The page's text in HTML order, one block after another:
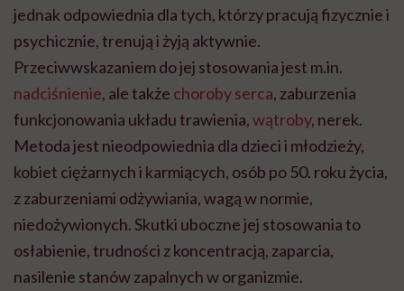
jednak odpowiednia dla tych, którzy pracują fizycznie i
psychicznie, trenują i żyją aktywnie.
Przeciwwskazaniem do jej stosowania jest m.in.
nadciśnienie, ale także choroby serca, zaburzenia
funkcjonowania układu trawienia,wątroby, nerek.
Metoda jest nieodpowiednia dla dzieci i młodzieży,
kobiet ciężarnych i karmiących, osób po 50. roku życia,
z zaburzeniami odżywiania, wagą w normie,
niedożywionych. Skutki uboczne jej stosowania to
osłabienie, trudności z koncentracją, zaparcia,
nasilenie stanów zapalnych w organizmie.